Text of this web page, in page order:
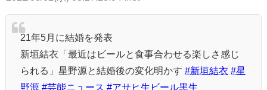
21年5月に結婚を発表
新垣結衣「最近はビールと食事合わせる楽しさ感じ
られる」星野源と結婚後の変化明かす #新垣結衣 #星
野源 #芸能ニュース #アサヒ生ビール黒生